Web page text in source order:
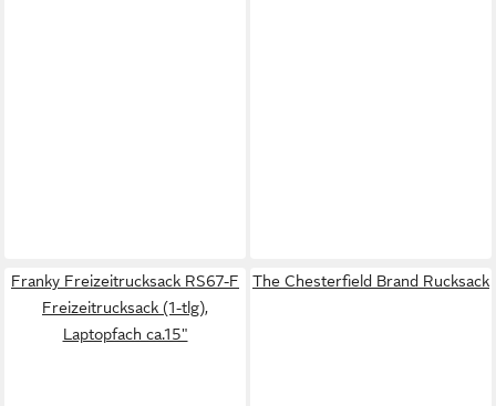
Franky Freizeitrucksack RS67-F
Freizeitrucksack (1-tlg),
Laptopfach ca.15"
The Chesterfield Brand Rucksack